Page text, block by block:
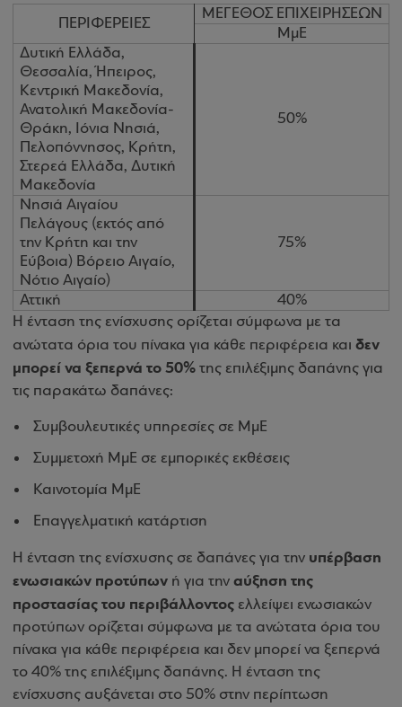
ΠΕΡΙΦΕΡΕΙΕΣ
ΜΕΓΕΘΟΣ ΕΠΙΧΕΙΡΗΣΕΩΝ
ΜμΕ
Δυτική Ελλάδα,
Θεσσαλία, Ήπειρος,
Κεντρική Μακεδονία,
Ανατολική Μακεδονία-
Θράκη, Ιόνια Νησιά,
Πελοπόννησος, Κρήτη,
Στερεά Ελλάδα, Δυτική
Μακεδονία
50%
Νησιά Αιγαίου
Πελάγους (εκτός από
την Κρήτη και την
Εύβοια) Βόρειο Αιγαίο,
Νότιο Αιγαίο)
75%
Αττική
40%
Η ένταση της ενίσχυσης ορίζεται σύμφωνα με τα
ανώτατα όρια του πίνακα για κάθε περιφέρεια και δεν
μπορεί να ξεπερνά το 50% της επιλέξιμης δαπάνης για
τις παρακάτω δαπάνες:
Συμβουλευτικές υπηρεσίες σε MμE
Συμμετοχή ΜμΕ σε εμπορικές εκθέσεις
Καινοτομία ΜμΕ
Επαγγελματική κατάρτιση
Η ένταση της ενίσχυσης σε δαπάνες για την υπέρβαση
ενωσιακών προτύπων ή για την αύξηση της
προστασίας του περιβάλλοντος ελλείψει ενωσιακών
προτύπων ορίζεται σύμφωνα με τα ανώτατα όρια του
πίνακα για κάθε περιφέρεια και δεν μπορεί να ξεπερνά
το 40% της επιλέξιμης δαπάνης. Η ένταση της
ενίσχυσης αυξάνεται στο 50% στην περίπτωση